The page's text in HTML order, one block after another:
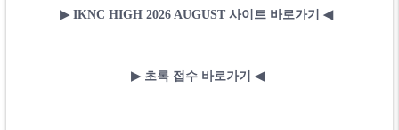
▶​ IKNC HIGH 2026 AUGUST 사이트 바로가기 ◀
▶초록 접수 바로가기 ◀